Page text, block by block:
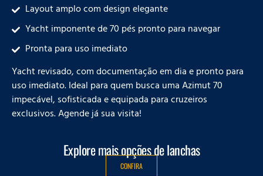
Layout amplo com design elegante
Yacht imponente de 70 pés pronto para navegar
Pronta para uso imediato
Yacht revisado, com documentação em dia e pronto para
uso imediato. Ideal para quem busca uma Azimut 70
impecável, sofisticada e equipada para cruzeiros
exclusivos. Agende já sua visita!
Explore mais opções de lanchas
CONFIRA